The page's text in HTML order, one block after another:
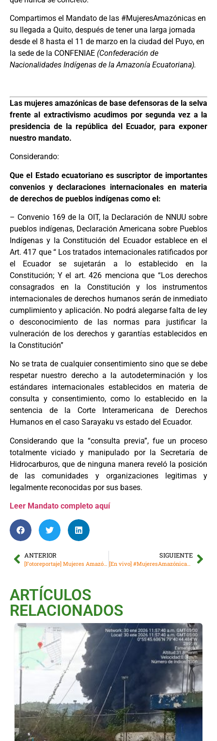
Compartimos el Mandato de las #MujeresAmazónicas en
su llegada a Quito, después de tener una larga jornada
desde el 8 hasta el 11 de marzo en la ciudad del Puyo, en
la sede de la CONFENIAE (Confederación de
Nacionalidades Indígenas de la Amazonía Ecuatoriana).
Las mujeres amazónicas de base defensoras de la selva
frente al extractivismo acudimos por segunda vez a la
presidencia de la república del Ecuador, para exponer
nuestro mandato.
Considerando:
Que el Estado ecuatoriano es suscriptor de importantes
convenios y declaraciones internacionales en materia
de derechos de pueblos indígenas como el:
– Convenio 169 de la OIT, la Declaración de NNUU sobre
pueblos indígenas, Declaración Americana sobre Pueblos
Indígenas y la Constitución del Ecuador establece en el
Art. 417 que “ Los tratados internacionales ratificados por
el Ecuador se sujetarán a lo establecido en la
Constitución; Y el art. 426 menciona que “Los derechos
consagrados en la Constitución y los instrumentos
internacionales de derechos humanos serán de inmediato
cumplimiento y aplicación. No podrá alegarse falta de ley
o desconocimiento de las normas para justificar la
vulneración de los derechos y garantías establecidos en
la Constitución”
No se trata de cualquier consentimiento sino que se debe
respetar nuestro derecho a la autodeterminación y los
estándares internacionales establecidos en materia de
consulta y consentimiento, como lo establecido en la
sentencia de la Corte Interamericana de Derechos
Humanos en el caso Sarayaku vs estado del Ecuador.
Considerando que la “consulta previa”, fue un proceso
totalmente viciado y manipulado por la Secretaría de
Hidrocarburos, que de ninguna manera reveló la posición
de las comunidades y organizaciones legitimas y
legalmente reconocidas por sus bases.
Leer Mandato completo aquí
ANTERIOR
[Fotoreportaje] Mujeres Amazónicas se toman las calles del Puyo
SIGUIENTE
[En vivo] #MujeresAmazónicas en la UASB
ARTÍCULOS
RELACIONADOS